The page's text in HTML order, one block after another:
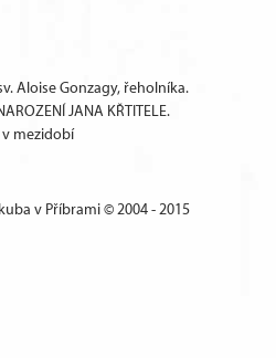
Aloise Gonzagy, řeholníka.
JANA KŘTITELE.
v mezidobí
v Příbrami © 2004 - 2015